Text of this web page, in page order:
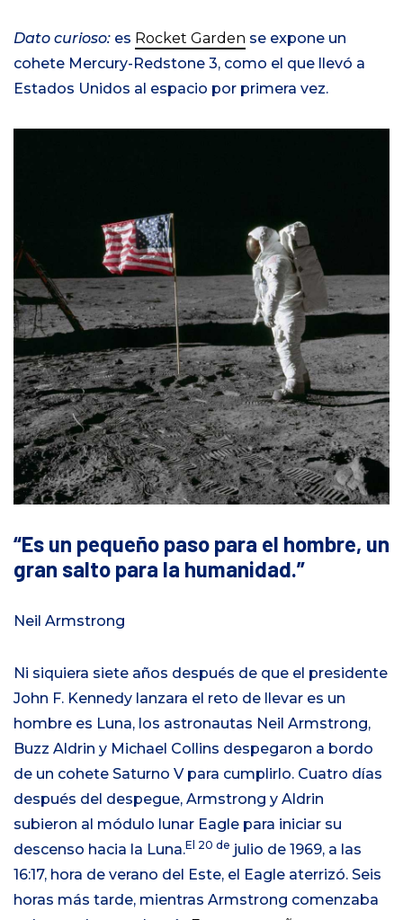
Dato curioso: es Rocket Garden se expone un
cohete Mercury-Redstone 3, como el que llevó a
Estados Unidos al espacio por primera vez.
Es un pequeño paso para el hombre, un
gran salto para la humanidad.
Neil Armstrong
Ni siquiera siete años después de que el presidente
John F. Kennedy lanzara el reto de llevar es un
hombre es Luna, los astronautas Neil Armstrong,
Buzz Aldrin y Michael Collins despegaron a bordo
de un cohete Saturno V para cumplirlo. Cuatro días
después del despegue, Armstrong y Aldrin
subieron al módulo lunar Eagle para iniciar su
descenso hacia la Luna.El 20 de julio de 1969, a las
16:17, hora de verano del Este, el Eagle aterrizó. Seis
horas más tarde, mientras Armstrong comenzaba